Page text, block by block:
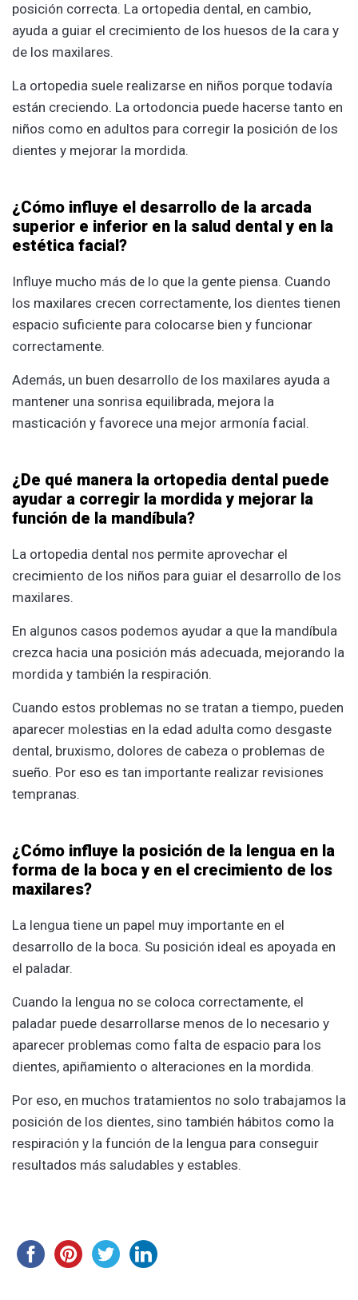
posición correcta. La ortopedia dental, en cambio,
ayuda a guiar el crecimiento de los huesos de la cara y
de los maxilares.
La ortopedia suele realizarse en niños porque todavía
están creciendo. La ortodoncia puede hacerse tanto en
niños como en adultos para corregir la posición de los
dientes y mejorar la mordida.
¿Cómo influye el desarrollo de la arcada
superior e inferior en la salud dental y en la
estética facial?
Influye mucho más de lo que la gente piensa. Cuando
los maxilares crecen correctamente, los dientes tienen
espacio suficiente para colocarse bien y funcionar
correctamente.
Además, un buen desarrollo de los maxilares ayuda a
mantener una sonrisa equilibrada, mejora la
masticación y favorece una mejor armonía facial.
¿De qué manera la ortopedia dental puede
ayudar a corregir la mordida y mejorar la
función de la mandíbula?
La ortopedia dental nos permite aprovechar el
crecimiento de los niños para guiar el desarrollo de los
maxilares.
En algunos casos podemos ayudar a que la mandíbula
crezca hacia una posición más adecuada, mejorando la
mordida y también la respiración.
Cuando estos problemas no se tratan a tiempo, pueden
aparecer molestias en la edad adulta como desgaste
dental, bruxismo, dolores de cabeza o problemas de
sueño. Por eso es tan importante realizar revisiones
tempranas.
¿Cómo influye la posición de la lengua en la
forma de la boca y en el crecimiento de los
maxilares?
La lengua tiene un papel muy importante en el
desarrollo de la boca. Su posición ideal es apoyada en
el paladar.
Cuando la lengua no se coloca correctamente, el
paladar puede desarrollarse menos de lo necesario y
aparecer problemas como falta de espacio para los
dientes, apiñamiento o alteraciones en la mordida.
Por eso, en muchos tratamientos no solo trabajamos la
posición de los dientes, sino también hábitos como la
respiración y la función de la lengua para conseguir
resultados más saludables y estables.